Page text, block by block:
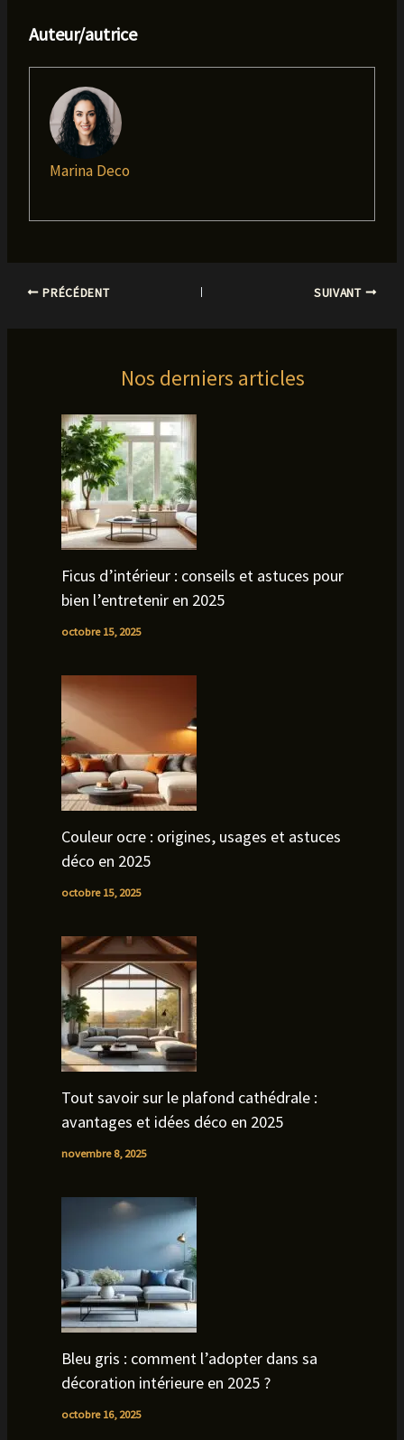
Auteur/autrice
Marina Deco
PRÉCÉDENT SUIVANT
Nos derniers articles
Ficus d’intérieur : conseils et astuces pour
bien l’entretenir en 2025
octobre 15, 2025
Couleur ocre : origines, usages et astuces
déco en 2025
octobre 15, 2025
Tout savoir sur le plafond cathédrale :
avantages et idées déco en 2025
novembre 8, 2025
Bleu gris : comment l’adopter dans sa
décoration intérieure en 2025 ?
octobre 16, 2025